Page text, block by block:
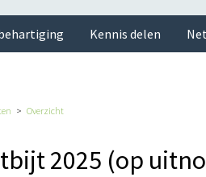
Overzicht
2025 (op
Kennis delen